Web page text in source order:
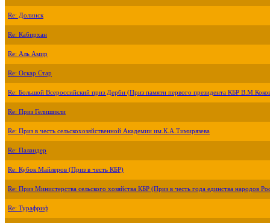
Re: Долинск
Re: Кабирхан
Re: Аль Амир
Re: Оскар Стар
Re: Большой Всероссийский приз Дерби (Приз памяти первого президента КБР
Re: Приз Гелишикли
Re: Приз в честь сельскохозяйственной Академии им.К.А.Тимирязева
Re: Паландер
Re: Кубок Майлеров (Приз в честь КБР)
Re: Приз Министерства сельского хозяйства КБР (Приз в честь года единства народов
Re: Турафриф